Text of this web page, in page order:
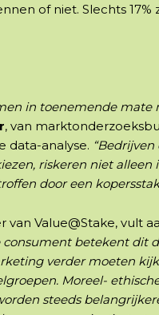
of niet. Slechts 17%
in toenemende mate
, van
data-analyse.
riskeren niet alleen
door een
Value@Stake, vult
betekent dit
verder moeten
Moreel-
steeds